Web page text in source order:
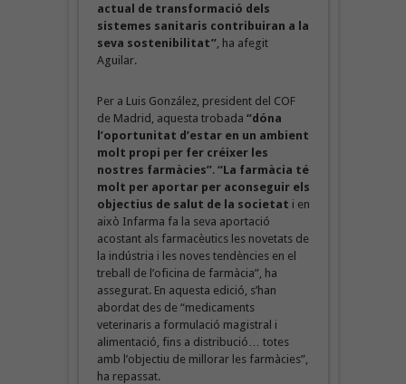
actual de transformació dels
sistemes sanitaris contribuiran a la
seva sostenibilitat”, ha afegit
Aguilar.
Per a Luis González, president del COF
de Madrid, aquesta trobada “dóna
l’oportunitat d’estar en un ambient
molt propi per fer créixer les
nostres farmàcies”.“La farmàcia té
molt per aportar per aconseguir els
objectius de salut de la societat i en
això Infarma fa la seva aportació
acostant als farmacèutics les novetats de
la indústria i les noves tendències en el
treball de l’oficina de farmàcia”, ha
assegurat. En aquesta edició, s’han
abordat des de “medicaments
veterinaris a formulació magistral i
alimentació, fins a distribució… totes
amb l’objectiu de millorar les farmàcies”,
ha repassat.